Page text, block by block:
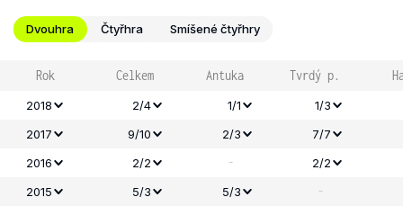
Dvouhra Čtyřhra Smíšené čtyřhry
Rok Celkem Antuka Tvrdý p.
2018 2/4 1/1
1/3
2017
9/10 2/3
7/7
2016
2/2 -
2/2
2015
5/3 5/3 -